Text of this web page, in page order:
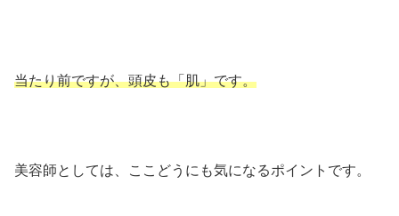
当たり前ですが、頭皮も「肌」です。
美容師としては、ここどうにも気になるポイントです。